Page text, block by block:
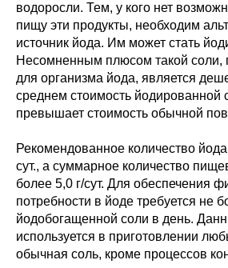
водоросли. Тем, у кого нет
пищу эти продукты, необходим
источник йода. Им может стать
Несомненным плюсом такой соли,
для организма йода, является
среднем стоимость йодированной
превышает стоимость обычной
Рекомендованное количество
сут., а суммарное количество
более 5,0 г/сут. Для обеспечения
потребности в йоде требуется не
йодобогащенной соли в день.
используется в приготовлении
обычная соль, кроме процессов